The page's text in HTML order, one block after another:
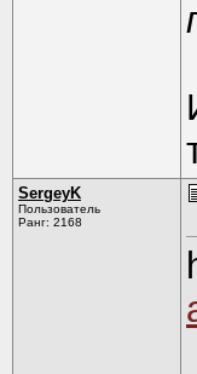
SergeyK
Пользователь
Ранг: 2168